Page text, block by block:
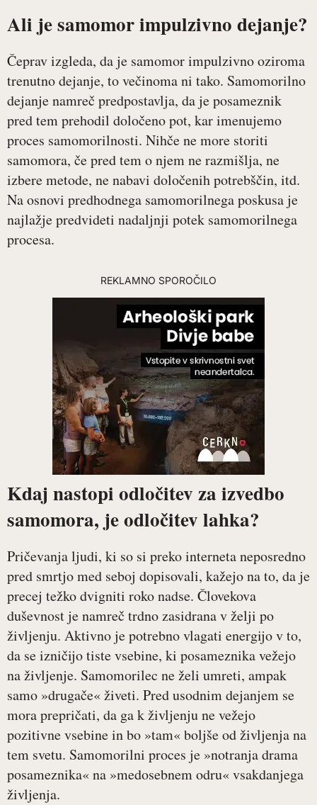
Ali je samomor impulzivno dejanje?
Čeprav izgleda, da je samomor impulzivno oziroma
trenutno dejanje, to večinoma ni tako. Samomorilno
dejanje namreč predpostavlja, da je posameznik
pred tem prehodil določeno pot, kar imenujemo
proces samomorilnosti. Nihče ne more storiti
samomora, če pred tem o njem ne razmišlja, ne
izbere metode, ne nabavi določenih potrebščin, itd.
Na osnovi predhodnega samomorilnega poskusa je
najlažje predvideti nadaljnji potek samomorilnega
procesa.
REKLAMNO SPOROČILO
Kdaj nastopi odločitev za izvedbo
samomora, je odločitev lahka?
Pričevanja ljudi, ki so si preko interneta neposredno
pred smrtjo med seboj dopisovali, kažejo na to, da je
precej težko dvigniti roko nadse. Človekova
duševnost je namreč trdno zasidrana v želji po
življenju. Aktivno je potrebno vlagati energijo v to,
da se izničijo tiste vsebine, ki posameznika vežejo
na življenje. Samomorilec ne želi umreti, ampak
samo »drugače« živeti. Pred usodnim dejanjem se
mora prepričati, da ga k življenju ne vežejo
pozitivne vsebine in bo »tam« boljše od življenja na
tem svetu. Samomorilni proces je »notranja drama
posameznika« na »medosebnem odru« vsakdanjega
življenja.